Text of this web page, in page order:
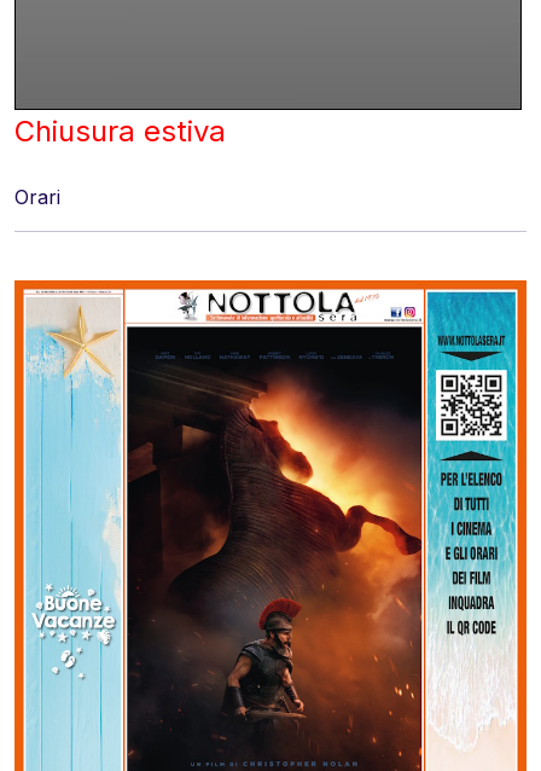
Chiusura estiva
Orari